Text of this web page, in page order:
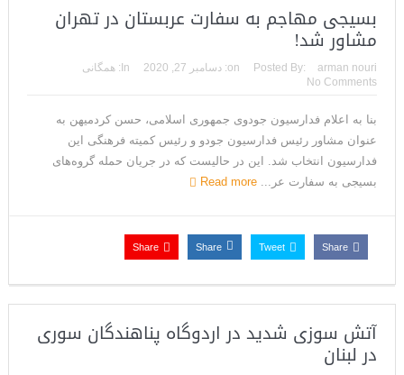
بسیجی مهاجم به سفارت عربستان در تهران
مشاور شد!
Posted By: arman nouri
on: دسامبر 27, 2020 In:
همگانی
No Comments
بنا به اعلام فدارسیون جودوی جمهوری اسلامی، حسن کردمیهن به
عنوان مشاور رئیس فدارسیون جودو و رئیس کمیته فرهنگی این
فدارسیون انتخاب شد. این در حالیست که در جریان حمله گروه‌های
بسیجی به سفارت عر... Read more
Share
Tweet
Share
Share
آتش سوزی شدید در اردوگاه پناهندگان سوری
در لبنان